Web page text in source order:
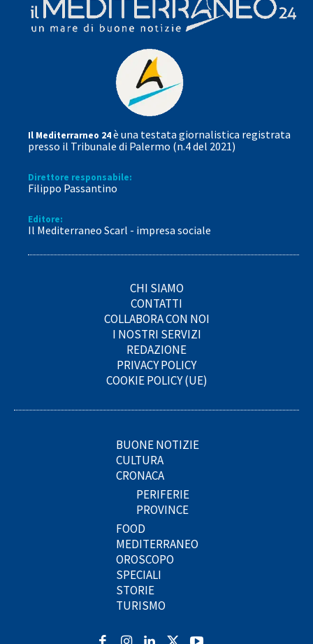
Il Mediterrarneo 24è una testata giornalistica registrata
presso il Tribunale di Palermo (n.4 del 2021)
Direttore responsabile:
Filippo Passantino
Editore:
Il Mediterraneo Scarl - impresa sociale
CHI SIAMO
CONTATTI
COLLABORA CON NOI
I NOSTRI SERVIZI
REDAZIONE
PRIVACY POLICY
COOKIE POLICY (UE)
BUONE NOTIZIE
CULTURA
CRONACA
PERIFERIE
PROVINCE
FOOD
MEDITERRANEO
OROSCOPO
SPECIALI
STORIE
TURISMO